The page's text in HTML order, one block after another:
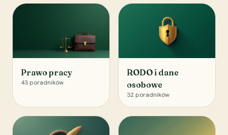
Prawo pracy
43 poradników
RODO i dane
osobowe
32 poradników